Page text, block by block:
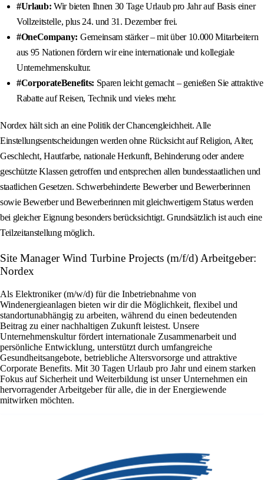
#Urlaub: Wir bieten Ihnen 30 Tage Urlaub pro Jahr auf Basis einer
Vollzeitstelle, plus 24. und 31. Dezember frei.
#OneCompany: Gemeinsam stärker – mit über 10.000 Mitarbeitern
aus 95 Nationen fördern wir eine internationale und kollegiale
Unternehmenskultur.
#CorporateBenefits: Sparen leicht gemacht – genießen Sie attraktive
Rabatte auf Reisen, Technik und vieles mehr.
Nordex hält sich an eine Politik der Chancengleichheit. Alle
Einstellungsentscheidungen werden ohne Rücksicht auf Religion, Alter,
Geschlecht, Hautfarbe, nationale Herkunft, Behinderung oder andere
geschützte Klassen getroffen und entsprechen allen bundesstaatlichen und
staatlichen Gesetzen. Schwerbehinderte Bewerber und Bewerberinnen
sowie Bewerber und Bewerberinnen mit gleichwertigem Status werden
bei gleicher Eignung besonders berücksichtigt. Grundsätzlich ist auch eine
Teilzeitanstellung möglich.
Site Manager Wind Turbine Projects (m/f/d) Arbeitgeber:
Nordex
Als Elektroniker (m/w/d) für die Inbetriebnahme von
Windenergieanlagen bieten wir dir die Möglichkeit, flexibel und
standortunabhängig zu arbeiten, während du einen bedeutenden
Beitrag zu einer nachhaltigen Zukunft leistest. Unsere
Unternehmenskultur fördert internationale Zusammenarbeit und
persönliche Entwicklung, unterstützt durch umfangreiche
Gesundheitsangebote, betriebliche Altersvorsorge und attraktive
Corporate Benefits. Mit 30 Tagen Urlaub pro Jahr und einem starken
Fokus auf Sicherheit und Weiterbildung ist unser Unternehmen ein
hervorragender Arbeitgeber für alle, die in der Energiewende
mitwirken möchten.